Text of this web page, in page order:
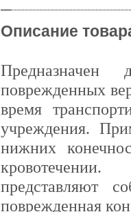
Описание
Предназначен
поврежденных
время
учреждения.
нижних
представляют
поврежденная